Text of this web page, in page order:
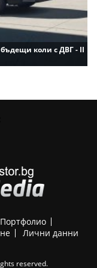
коли с ДВГ - II
Портфолио
Лични данни
reserved.